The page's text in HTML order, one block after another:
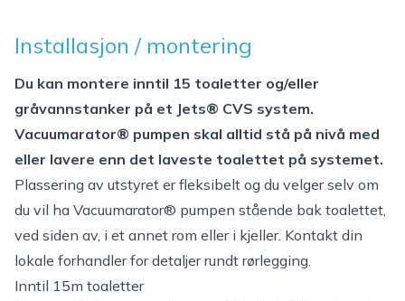
Installasjon / montering
Du kan montere inntil 15 toaletter og/eller
gråvannstanker på et Jets® CVS system.
Vacuumarator® pumpen skal alltid stå på nivå med
eller lavere enn det laveste toalettet på systemet.
Plassering av utstyret er fleksibelt og du velger selv om
du vil ha Vacuumarator® pumpen stående bak toalettet,
ved siden av, i et annet rom eller i kjeller. Kontakt din
lokale forhandler for detaljer rundt rørlegging.
Inntil 15m toaletter